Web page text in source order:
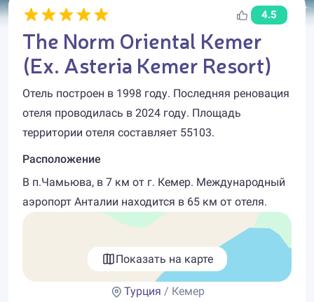
4.5
The Norm Oriental Kemer
(Ex. Asteria Kemer Resort)
Отель построен в 1998 году. Последняя реновация
отеля проводилась в 2024 году. Площадь
территории отеля составляет 55103.
Расположение
В п.Чамьюва, в 7 км от г. Кемер. Международный
аэропорт Анталии находится в 65 км от отеля.
Показать на карте
Турция / Кемер